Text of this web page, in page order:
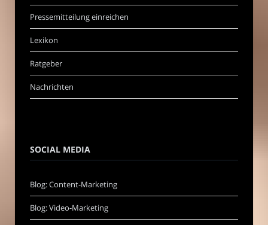
Pressemitteilung einreichen
Lexikon
Ratgeber
Nachrichten
SOCIAL MEDIA
Blog: Content-Marketing
Blog: Video-Marketing